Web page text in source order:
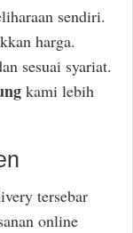
sendiri.
harga.
sesuai syariat.
kami lebih
tersebar
online